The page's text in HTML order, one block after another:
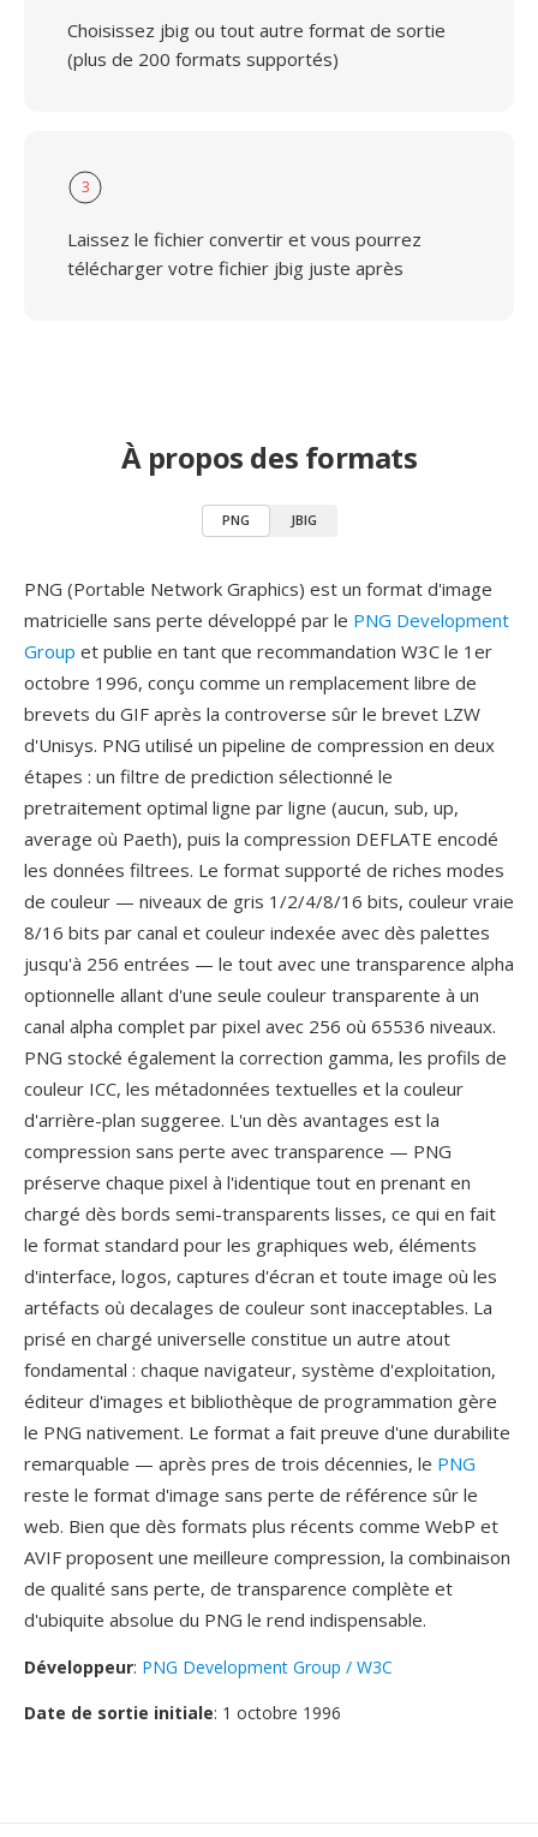
Choisissez jbig ou tout autre format de sortie
(plus de 200 formats supportés)
3
Laissez le fichier convertir et vous pourrez
télécharger votre fichier jbig juste après
À propos des formats
PNG JBIG
PNG (Portable Network Graphics) est un format d'image
matricielle sans perte développé par le PNG Development
Group et publie en tant que recommandation W3C le 1er
octobre 1996, conçu comme un remplacement libre de
brevets du GIF après la controverse sûr le brevet LZW
d'Unisys. PNG utilisé un pipeline de compression en deux
étapes : un filtre de prediction sélectionné le
pretraitement optimal ligne par ligne (aucun, sub, up,
average où Paeth), puis la compression DEFLATE encodé
les données filtrees. Le format supporté de riches modes
de couleur — niveaux de gris 1/2/4/8/16 bits, couleur vraie
8/16 bits par canal et couleur indexée avec dès palettes
jusqu'à 256 entrées — le tout avec une transparence alpha
optionnelle allant d'une seule couleur transparente à un
canal alpha complet par pixel avec 256 où 65536 niveaux.
PNG stocké également la correction gamma, les profils de
couleur ICC, les métadonnées textuelles et la couleur
d'arrière-plan suggeree. L'un dès avantages est la
compression sans perte avec transparence — PNG
préserve chaque pixel à l'identique tout en prenant en
chargé dès bords semi-transparents lisses, ce qui en fait
le format standard pour les graphiques web, éléments
d'interface, logos, captures d'écran et toute image où les
artéfacts où decalages de couleur sont inacceptables. La
prisé en chargé universelle constitue un autre atout
fondamental : chaque navigateur, système d'exploitation,
éditeur d'images et bibliothèque de programmation gère
le PNG nativement. Le format a fait preuve d'une durabilite
remarquable — après pres de trois décennies, le PNG
reste le format d'image sans perte de référence sûr le
web. Bien que dès formats plus récents comme WebP et
AVIF proposent une meilleure compression, la combinaison
de qualité sans perte, de transparence complète et
d'ubiquite absolue du PNG le rend indispensable.
Développeur: PNG Development Group / W3C
Date de sortie initiale: 1 octobre 1996